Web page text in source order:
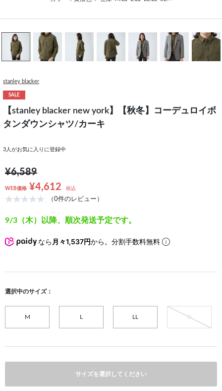
stanley blacker
SALE
【stanley blacker new york】【秋冬】コーデュロイボ
タンダウンシャツ/カーキ
3 人がお気に入りに登録中
¥6,589
WEB価格 ¥4,612 税込
（0件のレビュー）
9/3（木）以降、順次発送予定です。
なら 月々1,537円から。分割手数料無料
選択中のサイズ：
M 3L
サイズを選択してください